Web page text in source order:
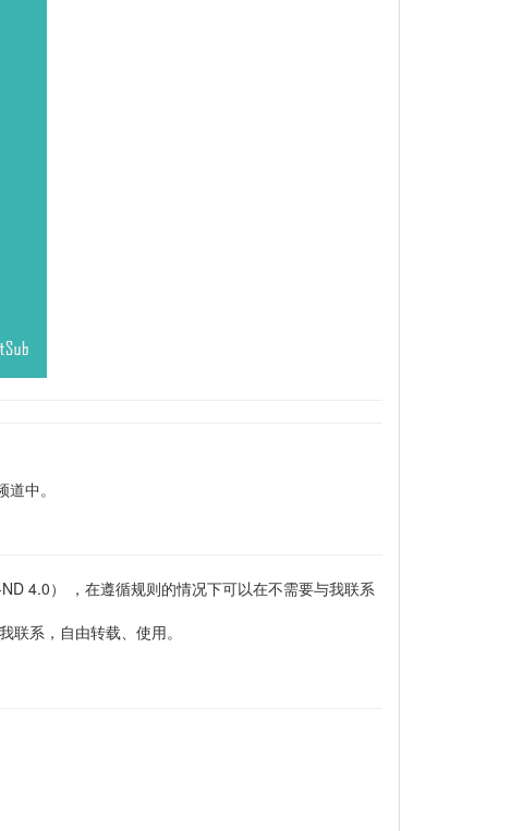
中。
4.0） ，在遵循规则的情况下可以在不需要与我联系
系，自由转载、使用。